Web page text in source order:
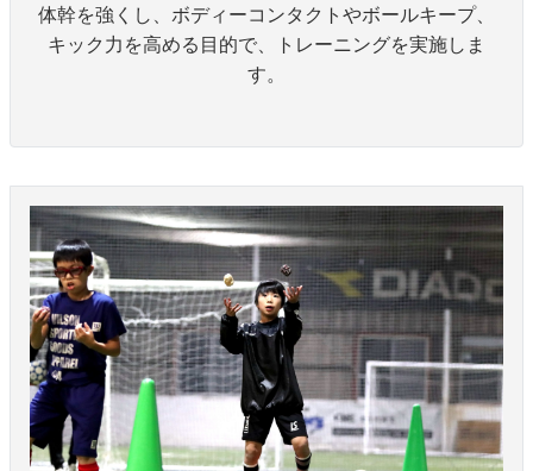
体幹を強くし、ボディーコンタクトやボールキープ、
キック力を高める目的で、トレーニングを実施しま
す。